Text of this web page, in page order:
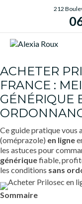
212
ACHETER
FRANCE :
GÉNÉRIQUE
Ce guide pratique vous
(oméprazole) en ligne
les astuces pour
génériquefiable,
les conditions sans
Sommaire